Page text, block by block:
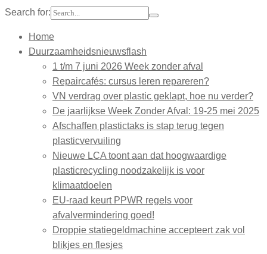
Search for:
Home
Duurzaamheidsnieuwsflash
1 t/m 7 juni 2026 Week zonder afval
Repaircafés: cursus leren repareren?
VN verdrag over plastic geklapt, hoe nu verder?
De jaarlijkse Week Zonder Afval: 19-25 mei 2025
Afschaffen plastictaks is stap terug tegen
plasticvervuiling
Nieuwe LCA toont aan dat hoogwaardige
plasticrecycling noodzakelijk is voor
klimaatdoelen
EU-raad keurt PPWR regels voor
afvalvermindering goed!
Droppie statiegeldmachine accepteert zak vol
blikjes en flesjes